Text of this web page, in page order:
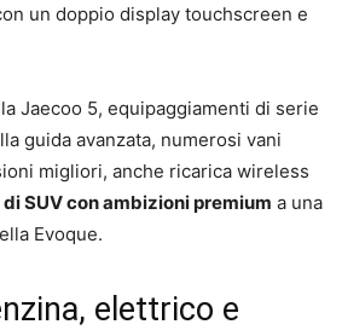
un doppio display touchscreen e
Jaecoo 5, equipaggiamenti di serie
guida avanzata, numerosi vani
migliori, anche ricarica wireless
SUV con ambizioni premium a una
Evoque.
elettrico e